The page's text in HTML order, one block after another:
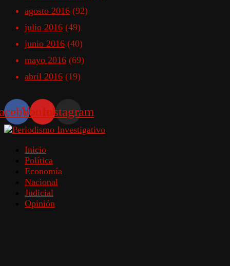
agosto 2016 (92)
julio 2016 (49)
junio 2016 (40)
mayo 2016 (69)
abril 2016 (19)
YoutubeInstagram
Inicio
Política
Economía
Nacional
Judicial
Opinión